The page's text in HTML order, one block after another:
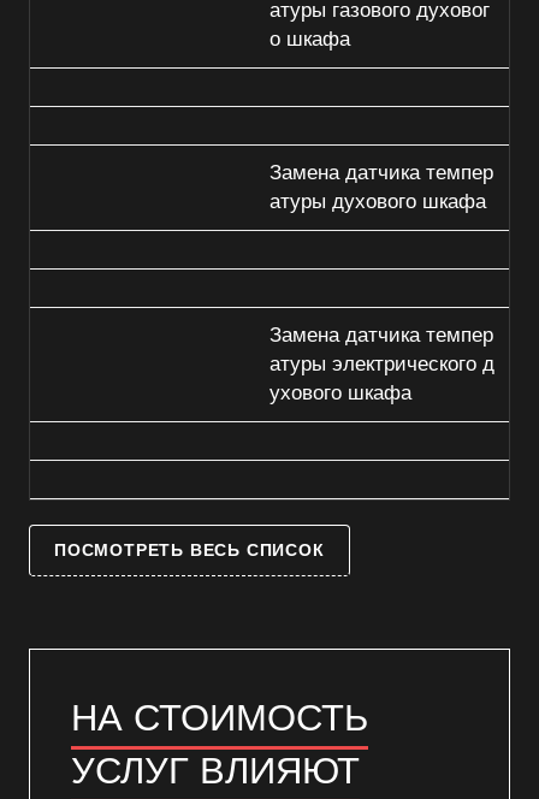
атуры газового духовог
о шкафа
Замена датчика темпер
атуры духового шкафа
Замена датчика темпер
атуры электрического д
ухового шкафа
ПОСМОТРЕТЬ ВЕСЬ СПИСОК
НА СТОИМОСТЬ
УСЛУГ ВЛИЯЮТ